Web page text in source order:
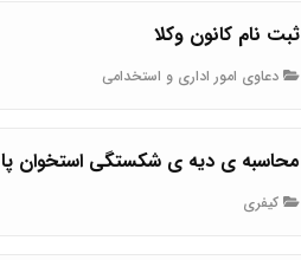
ثبت نام کانون وکلا
دعاوی امور اداری و استخدامی
محاسبه ی دیه ی شکستگی استخوان پا
کیفری